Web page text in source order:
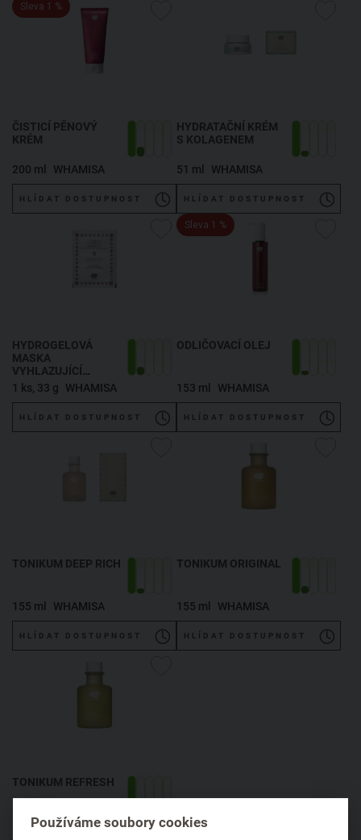
Sleva 1 %
ČISTICÍ PĚNOVÝ
KRÉM
200 ml WHAMISA
HLÍDAT DOSTUPNOST
HYDRATAČNÍ KRÉM
S KOLAGENEM
51 ml WHAMISA
HLÍDAT DOSTUPNOST
HYDROGELOVÁ
MASKA
VYHLAZUJÍCÍ
FLOWERS
1 ks, 33 g WHAMISA
HLÍDAT DOSTUPNOST
Sleva 1 %
ODLIČOVACÍ OLEJ
153 ml WHAMISA
HLÍDAT DOSTUPNOST
TONIKUM DEEP RICH
155 ml WHAMISA
HLÍDAT DOSTUPNOST
TONIKUM ORIGINAL
155 ml WHAMISA
HLÍDAT DOSTUPNOST
TONIKUM REFRESH
155 ml WHAMISA
Používáme soubory cookies